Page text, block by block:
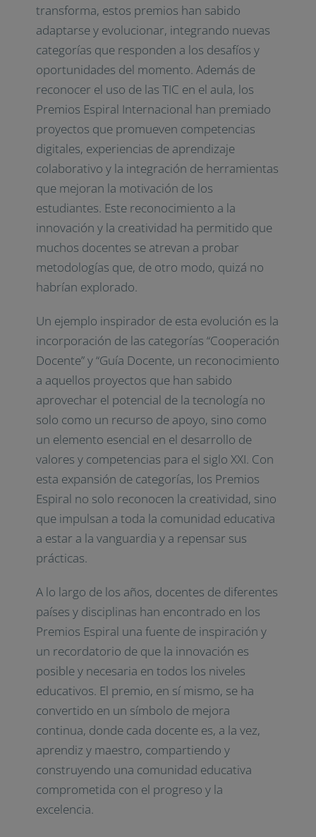
transforma, estos premios han sabido
adaptarse y evolucionar, integrando nuevas
categorías que responden a los desafíos y
oportunidades del momento. Además de
reconocer el uso de las TIC en el aula, los
Premios Espiral Internacional han premiado
proyectos que promueven competencias
digitales, experiencias de aprendizaje
colaborativo y la integración de herramientas
que mejoran la motivación de los
estudiantes. Este reconocimiento a la
innovación y la creatividad ha permitido que
muchos docentes se atrevan a probar
metodologías que, de otro modo, quizá no
habrían explorado.
Un ejemplo inspirador de esta evolución es la
incorporación de las categorías “Cooperación
Docente” y “Guía Docente, un reconocimiento
a aquellos proyectos que han sabido
aprovechar el potencial de la tecnología no
solo como un recurso de apoyo, sino como
un elemento esencial en el desarrollo de
valores y competencias para el siglo XXI. Con
esta expansión de categorías, los Premios
Espiral no solo reconocen la creatividad, sino
que impulsan a toda la comunidad educativa
a estar a la vanguardia y a repensar sus
prácticas.
A lo largo de los años, docentes de diferentes
países y disciplinas han encontrado en los
Premios Espiral una fuente de inspiración y
un recordatorio de que la innovación es
posible y necesaria en todos los niveles
educativos. El premio, en sí mismo, se ha
convertido en un símbolo de mejora
continua, donde cada docente es, a la vez,
aprendiz y maestro, compartiendo y
construyendo una comunidad educativa
comprometida con el progreso y la
excelencia.